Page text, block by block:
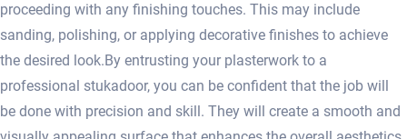
proceeding with any finishing touches. This may include
sanding, polishing, or applying decorative finishes to achieve
the desired look.​ By entrusting your plasterwork to a
professional stukadoor, you can be confident that the job will
be done with precision and skill. They will create a smooth and